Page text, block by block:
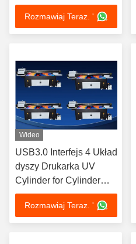
do druku butelek
Rozmawiaj Teraz. '
Wideo
USB3.0 Interfejs 4 Układ
dyszy Drukarka UV
Cylinder for Cylinder
Printing
Rozmawiaj Teraz. '